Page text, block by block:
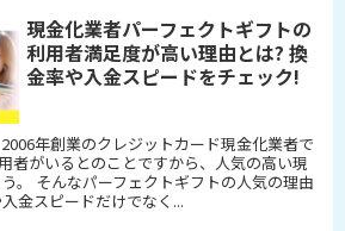
現金化業者パーフェクトギフトの
利用者満足度が高い理由とは? 換
金率や入金スピードをチェック!
年創業のクレジットカード現金化業者で
者がいるとのことですから、人気の高い現
。 そんなパーフェクトギフトの人気の理由
金スピードだけでなく...